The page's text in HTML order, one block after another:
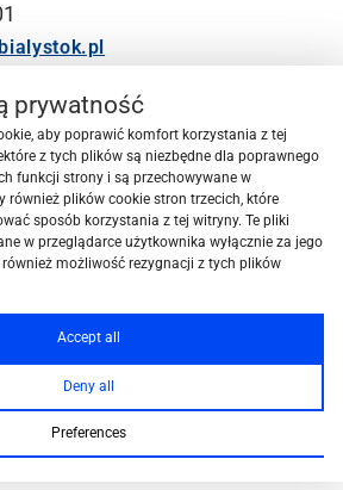
prywatność
aby poprawić komfort korzystania z tej
z tych plików są niezbędne dla poprawnego
funkcji strony i są przechowywane w
również plików cookie stron trzecich, które
sposób korzystania z tej witryny. Te pliki
w przeglądarce użytkownika wyłącznie za jego
możliwość rezygnacji z tych plików
Accept all
Deny all
Preferences